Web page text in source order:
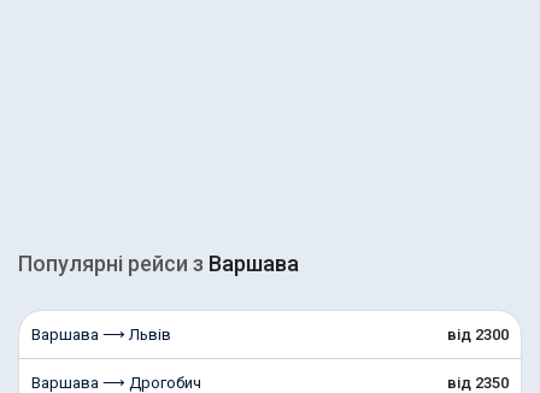
Популярні рейcи з Варшава
Варшава ⟶ Львів від 2300
Варшава ⟶ Дрогобич від 2350